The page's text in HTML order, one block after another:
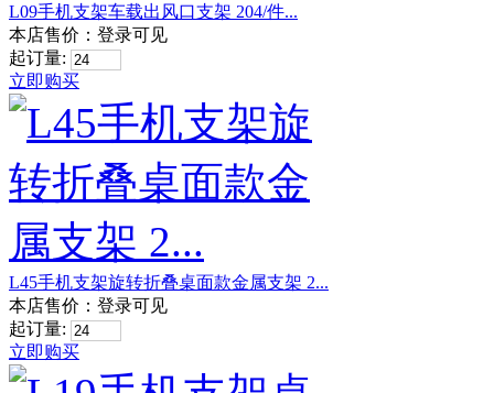
L09手机支架车载出风口支架 204/件...
本店售价： 登录可见
起订量:
立即购买
L45手机支架旋转折叠桌面款金属支架 2...
本店售价： 登录可见
起订量:
立即购买